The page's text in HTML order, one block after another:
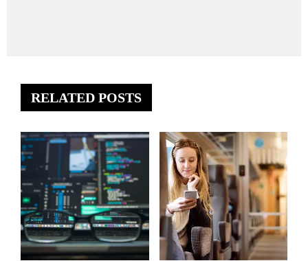
RELATED POSTS